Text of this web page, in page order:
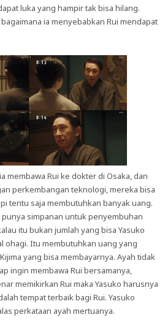
luka yang hampir tak bisa hilang.
ia menyebabkan Rui mendapat
membawa Rui ke dokter di Osaka, dan
perkembangan teknologi, mereka bisa
tentu saja membutuhkan banyak uang.
punya simpanan untuk penyembuhan
itu bukan jumlah yang bisa Yasuko
ohagi. Itu membutuhkan uang yang
yang bisa membayarnya. Ayah tidak
ingin membawa Rui bersamanya,
memikirkan Rui maka Yasuko harusnya
tempat terbaik bagi Rui. Yasuko
perkataan ayah mertuanya.